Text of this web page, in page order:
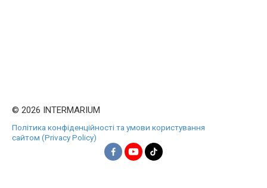
© 2026 INTERMARIUM
Політика конфіденційності та умови користування
сайтом (Privacy Policy)